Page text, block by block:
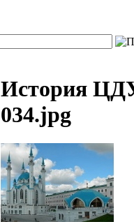
История
034.jpg